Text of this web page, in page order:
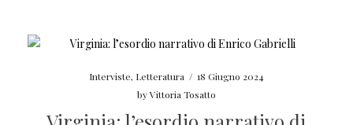
Interviste, Letteratura / 18 Giugno 2024
byVittoria Tosatto